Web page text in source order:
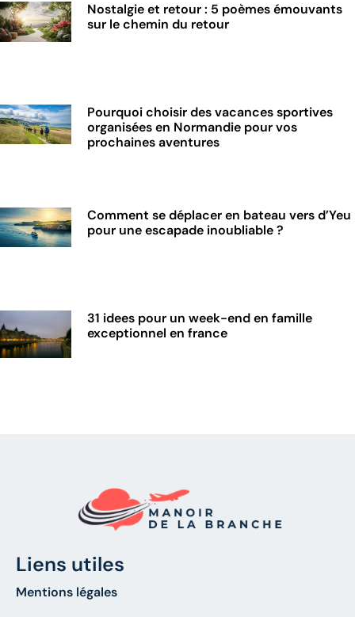
Nostalgie et retour : 5 poèmes émouvants
sur le chemin du retour
Pourquoi choisir des vacances sportives
organisées en Normandie pour vos
prochaines aventures
Comment se déplacer en bateau vers d’Yeu
pour une escapade inoubliable ?
31 idees pour un week-end en famille
exceptionnel en france
Liens utiles
Mentions légales